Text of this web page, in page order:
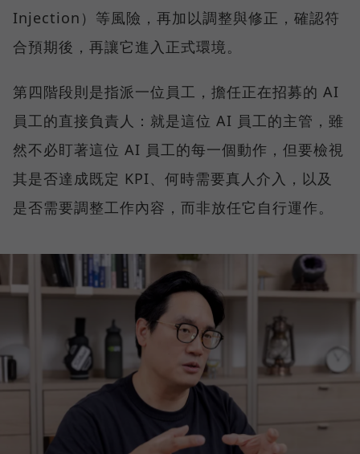
Injection）等風險，再加以調整與修正，確認符
合預期後，再讓它進入正式環境。
第四階段則是指派一位員工，擔任正在招募的 AI
員工的直接負責人：就是這位 AI 員工的主管，雖
然不必盯著這位 AI 員工的每一個動作，但要檢視
其是否達成既定 KPI、何時需要真人介入，以及
是否需要調整工作內容，而非放任它自行運作。